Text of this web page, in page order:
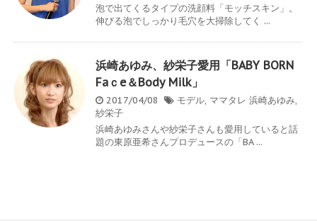
泡で出てくるタイプの洗顔料「モッチスキン」。
伸びる泡でしっかり毛穴を大掃除してく ...
浜崎あゆみ、紗栄子愛用「BABY BORN
Faｃe＆Body Milk」
2017/04/08 モデル, ママタレ 浜崎あゆみ,
紗栄子
浜崎あゆみさんや紗栄子さんも愛用していると話
題の東原亜希さんプロデュースの「BA ...